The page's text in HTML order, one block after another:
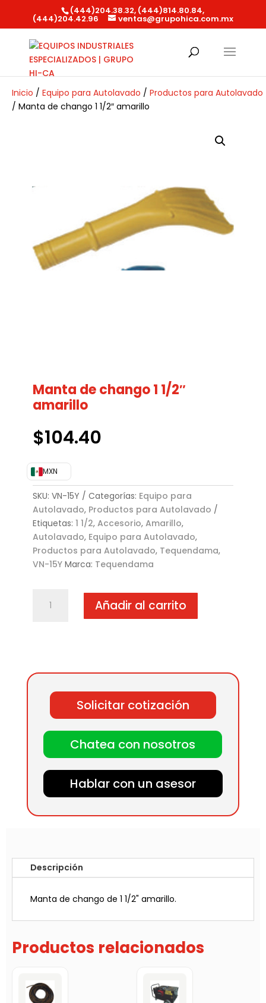
(444)204.38.32, (444)814.80.84,
(444)204.42.96 ventas@grupohica.com.mx
Inicio / Equipo para Autolavado / Productos para Autolavado
/ Manta de chango 1 1/2″ amarillo
Manta de chango 1 1/2″
amarillo
$104.40
MXN
SKU: VN-15Y Categorías: Equipo para
Autolavado, Productos para Autolavado
Etiquetas: 1 1/2, Accesorio, Amarillo,
Autolavado, Equipo para Autolavado,
Productos para Autolavado, Tequendama,
VN-15Y Marca: Tequendama
cantidad
Añadir al carrito
Solicitar cotización
Chatea con nosotros
Hablar con un asesor
Descripción
Manta de chango de 1 1/2" amarillo.
Productos relacionados